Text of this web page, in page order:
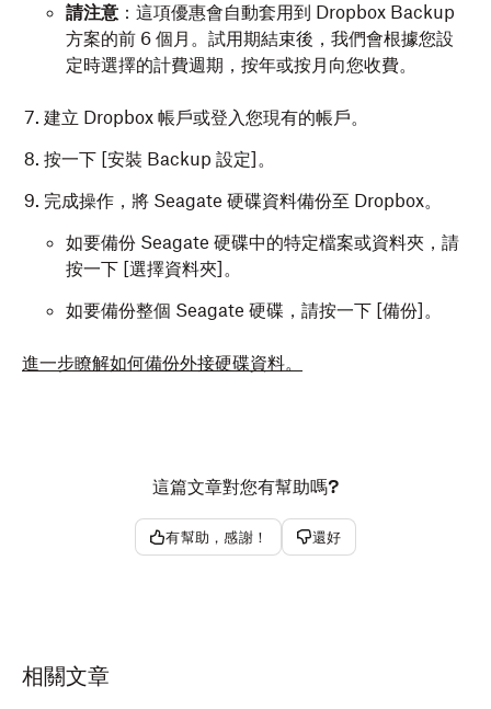
重要事項：錄製期間請讓「網路」面板保持開啟。
重現問題。
按一下 [匯出]圖示 (指向系統匣的箭頭) 並儲存 HAR 檔案。
：如果 HAR 檔案超過 20 MB，建議上傳到您
的 Dropbox 帳戶再透過連結分享。
請注意 ：這項優惠會自動套用到 Dropbox Backup
方案的前 6 個月。試用期結束後，我們會根據您設
定時選擇的計費週期，按年或按月向您收費。
建立 Dropbox 帳戶或登入您現有的帳戶。
按一下 [安裝 Backup 設定]。
完成操作，將 Seagate 硬碟資料備份至 Dropbox。
如要備份 Seagate 硬碟中的特定檔案或資料夾，請
按一下 [選擇資料夾] 。
如要備份整個 Seagate 硬碟，請按一下 [備份] 。
進一步瞭解如何備份外接硬碟資料。
這篇文章對您有幫助嗎?
有幫助，感謝！ 還好
相關文章